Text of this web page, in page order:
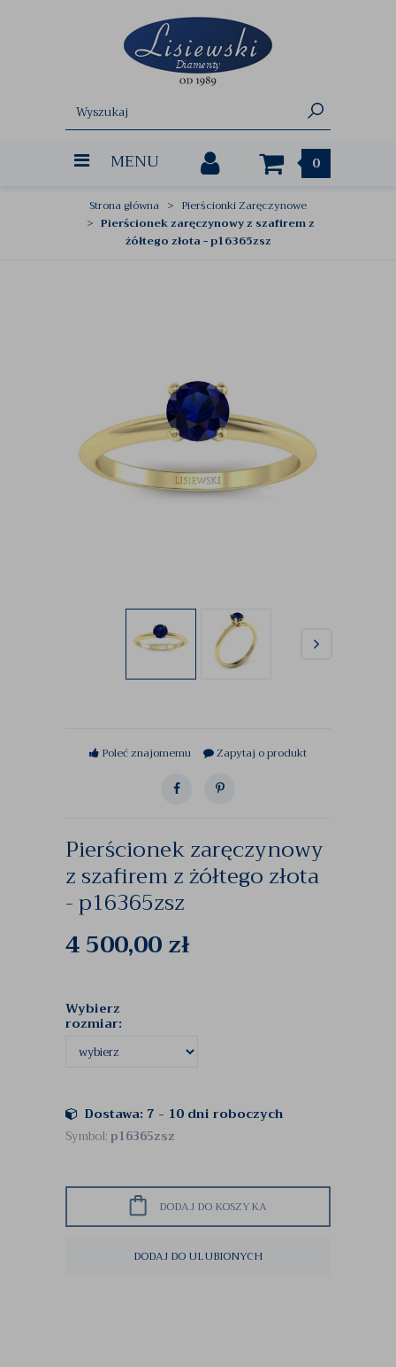
MENU 0
Strona główna
Pierścionki Zaręczynowe
Pierścionek zaręczynowy z szafirem z
żółtego złota - p16365zsz
Poleć znajomemu Zapytaj o produkt
Pierścionek zaręczynowy
z szafirem z żółtego złota
- p16365zsz
4 500,00zł
Wybierz
rozmiar:
Dostawa: 7 - 10 dni roboczych
Symbol:p16365zsz
DODAJ DO KOSZYKA
DODAJ DO ULUBIONYCH